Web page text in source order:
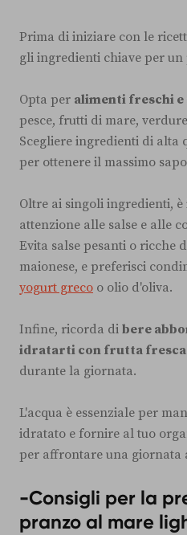
Prima di iniziare con le
gli ingredienti chiave per
Opta per alimenti freschi
pesce, frutti di mare,
Scegliere ingredienti di alta
per ottenere il massimo
Oltre ai singoli ingredienti,
attenzione alle salse e alle
Evita salse pesanti o ricche
maionese, e preferisci
yogurt greco o olio d'oliva.
Infine, ricorda di bere
idratarti con frutta fresca
durante la giornata.
L'acqua è essenziale per
idratato e fornire al tuo
per affrontare una giornata
-Consigli per la
pranzo al mare